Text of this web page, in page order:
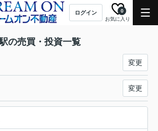
ログイン
お気に入り
0
の売買・投資一覧
変更
変更